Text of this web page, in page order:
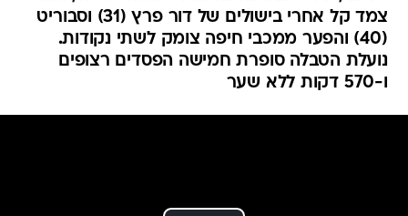
צמד קל אחרי בישולים של דור פרץ (31) וסבוריט
(40) והפער ממכבי חיפה צומק לשתי נקודות.
נועלת הטבלה סופרת חמישה הפסדים רצופים
ו-570 דקות ללא שער